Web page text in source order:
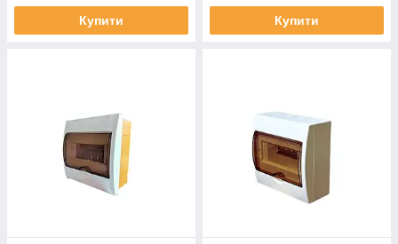
Купити Купити